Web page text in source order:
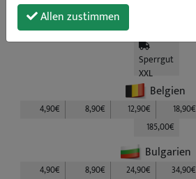
Brief
Paket
klein
Paket
Standard
Sperrgut
XXL
Belgien
4,90€ 8,90€ 12,90€ 18,90€
185,00€
Bulgarien
4,90€ 8,90€ 24,90€ 34,90€
Allen zustimmen